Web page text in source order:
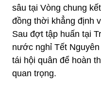
sâu tại Vòng chung
đồng thời khẳng định
Sau đợt tập huấn tại
nước nghỉ Tết
tái hội quân để hoàn
quan trọng.